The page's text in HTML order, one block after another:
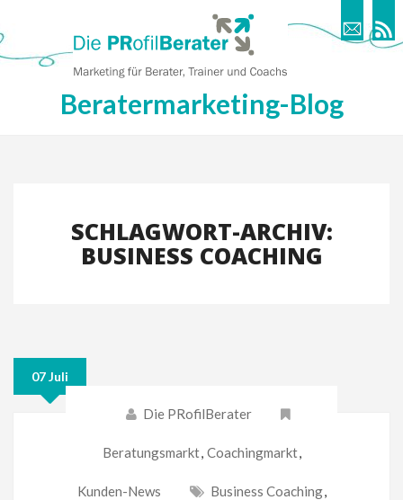
Beratermarketing-Blog
SCHLAGWORT-ARCHIV:
BUSINESS COACHING
07 Juli
Die PRofilBerater
Beratungsmarkt, Coachingmarkt,
Kunden-News Business Coaching,